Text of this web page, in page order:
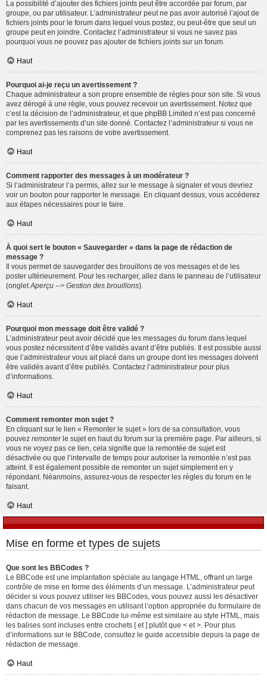
La possibilité d’ajouter des fichiers joints peut être accordée par forum, par
groupe, ou par utilisateur. L’administrateur peut ne pas avoir autorisé l’ajout de
fichiers joints pour le forum dans lequel vous postez, ou peut-être que seul un
groupe peut en joindre. Contactez l’administrateur si vous ne savez pas
pourquoi vous ne pouvez pas ajouter de fichiers joints sur un forum.
Haut
Pourquoi ai-je reçu un avertissement ?
Chaque administrateur a son propre ensemble de règles pour son site. Si vous
avez dérogé à une règle, vous pouvez recevoir un avertissement. Notez que
c’est la décision de l’administrateur, et que phpBB Limited n’est pas concerné
par les avertissements d’un site donné. Contactez l’administrateur si vous ne
comprenez pas les raisons de votre avertissement.
Haut
Comment rapporter des messages à un modérateur ?
Si l’administrateur l’a permis, allez sur le message à signaler et vous devriez
voir un bouton pour rapporter le message. En cliquant dessus, vous accéderez
aux étapes nécessaires pour le faire.
Haut
À quoi sert le bouton « Sauvegarder » dans la page de rédaction de
message ?
Il vous permet de sauvegarder des brouillons de vos messages et de les
poster ultérieurement. Pour les recharger, allez dans le panneau de l’utilisateur
(onglet Aperçu --> Gestion des brouillons).
Haut
Pourquoi mon message doit être validé ?
L’administrateur peut avoir décidé que les messages du forum dans lequel
vous postez nécessitent d’être validés avant d’être publiés. Il est possible aussi
que l’administrateur vous ait placé dans un groupe dont les messages doivent
être validés avant d’être publiés. Contactez l’administrateur pour plus
d’informations.
Haut
Comment remonter mon sujet ?
En cliquant sur le lien « Remonter le sujet » lors de sa consultation, vous
pouvez remonterle sujet en haut du forum sur la première page. Par ailleurs, si
vous ne voyez pas ce lien, cela signifie que la remontée de sujet est
désactivée ou que l’intervalle de temps pour autoriser la remontée n’est pas
atteint. Il est également possible de remonter un sujet simplement en y
répondant. Néanmoins, assurez-vous de respecter les règles du forum en le
faisant.
Haut
Mise en forme et types de sujets
Que sont les BBCodes ?
Le BBCode est une implantation spéciale au langage HTML, offrant un large
contrôle de mise en forme des éléments d’un message. L’administrateur peut
décider si vous pouvez utiliser les BBCodes, vous pouvez aussi les désactiver
dans chacun de vos messages en utilisant l’option appropriée du formulaire de
rédaction de message. Le BBCode lui-même est similaire au style HTML, mais
les balises sont incluses entre crochets [ et ] plutôt que < et >. Pour plus
d’informations sur le BBCode, consultez le guide accessible depuis la page de
rédaction de message.
Haut